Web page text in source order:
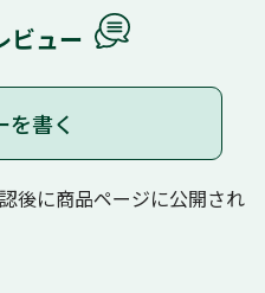
ビュー
を書く
後に商品ページに公開され